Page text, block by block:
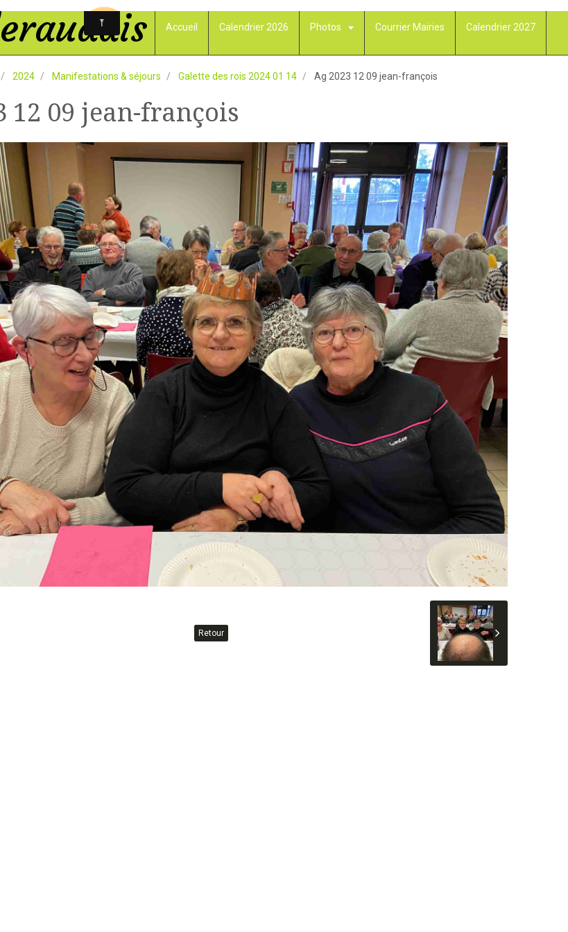
Accueil Calendrier 2026 Photos Courrier Mairies Calendrier 2027
2024 Manifestations & séjours Galette des rois 2024 01 14 Ag 2023 12 09 jean-françois
12 09 jean-françois
Retour